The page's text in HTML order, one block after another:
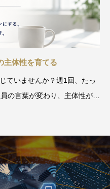
補助金の取得
主体性を育てる
いませんか？週1回、たっ
の言葉が変わり、主体性が育